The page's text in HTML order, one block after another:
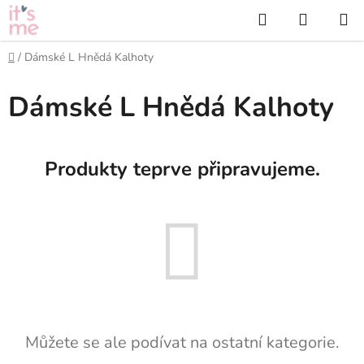
Přejít
na
obsah
Hledat
KOŠÍK
Domů
/ Dámské L Hnědá Kalhoty
Dámské L Hnědá Kalhoty
Produkty teprve připravujeme.
Můžete se ale podívat na ostatní kategorie.